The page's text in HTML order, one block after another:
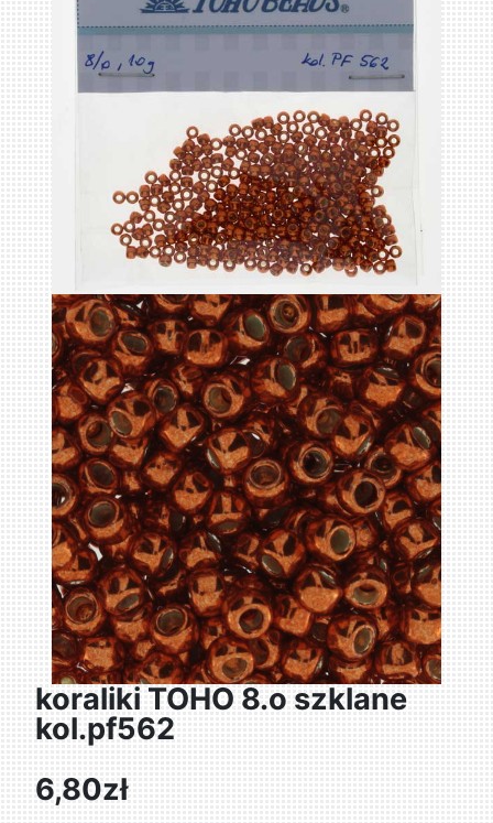
koraliki TOHO 8.o szklane
kol.pf562
6,80zł